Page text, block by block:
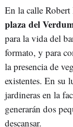
En la calle
plaza del
para la vida del
formato, y para
la presencia de
existentes. En su
jardineras en la
generarán dos
descansar.